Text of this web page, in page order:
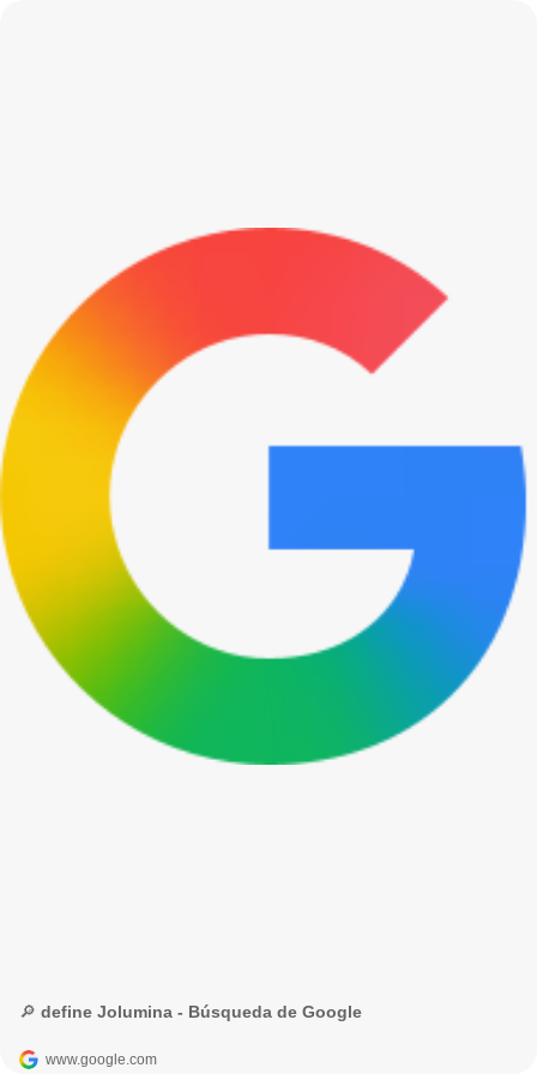
🔎 define Jolumina - Búsqueda de Google
www.google.com